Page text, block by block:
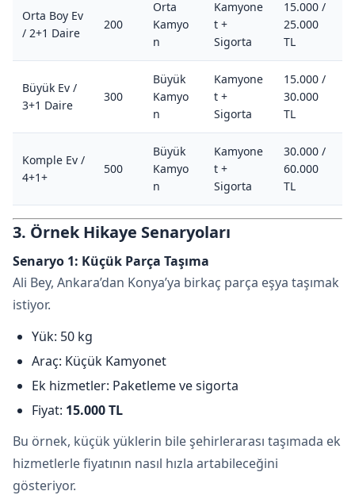
Orta Boy Ev
/ 2+1 Daire
200
Orta
Kamyo
n
Kamyone
t +
Sigorta
15.000 /
25.000
TL
Büyük Ev /
3+1 Daire
300
Büyük
Kamyo
n
Kamyone
t +
Sigorta
15.000 /
30.000
TL
Komple Ev /
4+1+
500
Büyük
Kamyo
n
Kamyone
t +
Sigorta
30.000 /
60.000
TL
3. Örnek Hikaye Senaryoları
Senaryo 1: Küçük Parça Taşıma
Ali Bey, Ankara’dan Konya’ya birkaç parça eşya taşımak
istiyor.
Yük: 50 kg
Araç: Küçük Kamyonet
Ek hizmetler: Paketleme ve sigorta
Fiyat: 15.000 TL
Bu örnek, küçük yüklerin bile şehirlerarası taşımada ek
hizmetlerle fiyatının nasıl hızla artabileceğini
gösteriyor.